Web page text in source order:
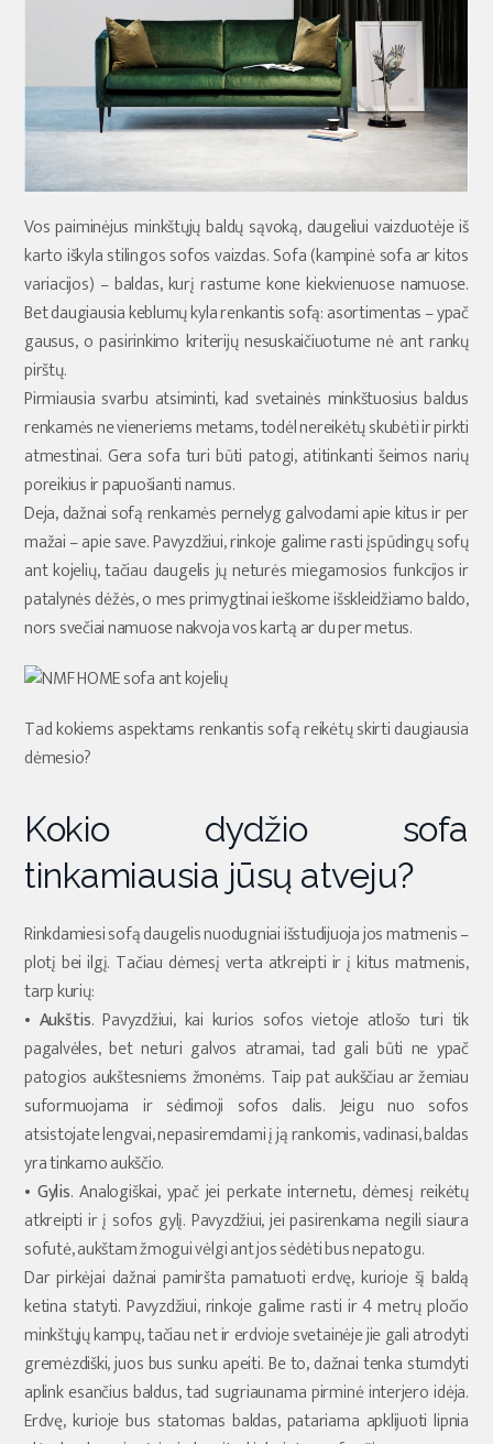
Vos paiminėjus minkštųjų baldų sąvoką, daugeliui vaizduotėje iš
karto iškyla stilingos sofos vaizdas. Sofa (kampinė sofa ar kitos
variacijos) – baldas, kurį rastume kone kiekvienuose namuose.
Bet daugiausia keblumų kyla renkantis sofą: asortimentas – ypač
gausus, o pasirinkimo kriterijų nesuskaičiuotume nė ant rankų
pirštų.
Pirmiausia svarbu atsiminti, kad svetainės minkštuosius baldus
renkamės ne vieneriems metams, todėl nereikėtų skubėti ir pirkti
atmestinai. Gera sofa turi būti patogi, atitinkanti šeimos narių
poreikius ir papuošianti namus.
Deja, dažnai sofą renkamės pernelyg galvodami apie kitus ir per
mažai – apie save. Pavyzdžiui, rinkoje galime rasti įspūdingų sofų
ant kojelių, tačiau daugelis jų neturės miegamosios funkcijos ir
patalynės dėžės, o mes primygtinai ieškome išskleidžiamo baldo,
nors svečiai namuose nakvoja vos kartą ar du per metus.
Tad kokiems aspektams renkantis sofą reikėtų skirti daugiausia
dėmesio?
Kokio dydžio sofa
tinkamiausia jūsų atveju?
Rinkdamiesi sofą daugelis nuodugniai išstudijuoja jos matmenis –
plotį bei ilgį. Tačiau dėmesį verta atkreipti ir į kitus matmenis,
tarp kurių:
• Aukštis. Pavyzdžiui, kai kurios sofos vietoje atlošo turi tik
pagalvėles, bet neturi galvos atramai, tad gali būti ne ypač
patogios aukštesniems žmonėms. Taip pat aukščiau ar žemiau
suformuojama ir sėdimoji sofos dalis. Jeigu nuo sofos
atsistojate lengvai, nepasiremdami į ją rankomis, vadinasi, baldas
yra tinkamo aukščio.
• Gylis. Analogiškai, ypač jei perkate internetu, dėmesį reikėtų
atkreipti ir į sofos gylį. Pavyzdžiui, jei pasirenkama negili siaura
sofutė, aukštam žmogui vėlgi ant jos sėdėti bus nepatogu.
Dar pirkėjai dažnai pamiršta pamatuoti erdvę, kurioje šį baldą
ketina statyti. Pavyzdžiui, rinkoje galime rasti ir 4 metrų pločio
minkštųjų kampų, tačiau net ir erdvioje svetainėje jie gali atrodyti
gremėzdiški, juos bus sunku apeiti. Be to, dažnai tenka stumdyti
aplink esančius baldus, tad sugriaunama pirminė interjero idėja.
Erdvę, kurioje bus statomas baldas, patariama apklijuoti lipnia